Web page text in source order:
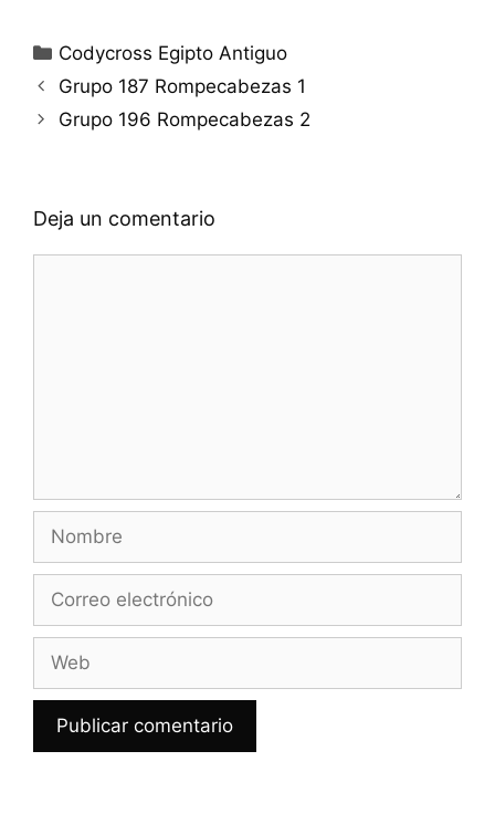
Categorías
Codycross Egipto Antiguo
Grupo 187 Rompecabezas 1
Grupo 196 Rompecabezas 2
Deja un comentario
Nombre
Correo
Web